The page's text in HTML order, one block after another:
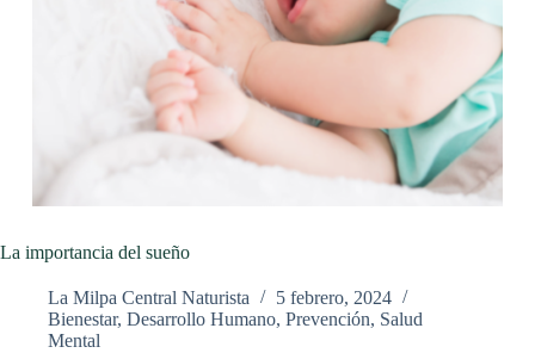
La importancia del sueño
La Milpa Central Naturista
5 febrero, 2024
Bienestar, Desarrollo Humano, Prevención, Salud
Mental